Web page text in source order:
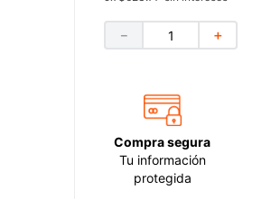
＋
－
Compra segura
Tu información
protegida